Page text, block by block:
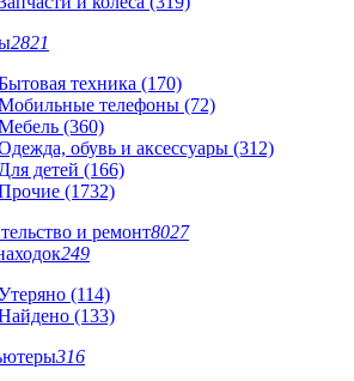
2821
техника (170)
телефоны (72)
(360)
обувь и аксессуары (312)
Для детей (166)
(1732)
и ремонт8027
249
(114)
(133)
316